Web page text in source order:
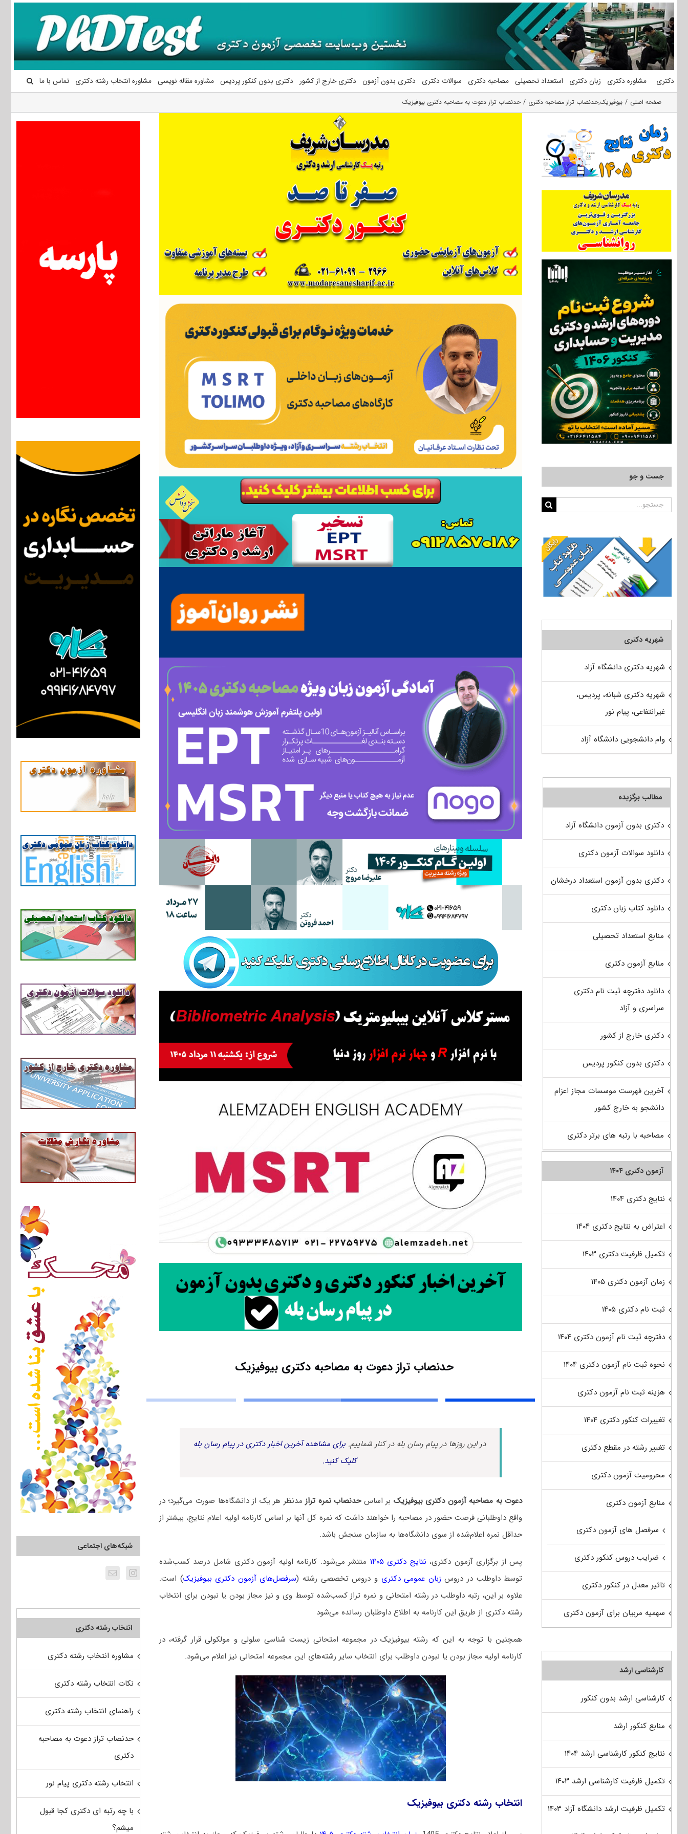
محتوا
دکتری مشاوره دکتری زبان دکتری استعداد تحصیلی مصاحبه دکتری سوالات دکتری دکتری بدون آزمون دکتری خارج از کشور دکتری بدون کنکور پردیس مشاوره مقاله نویسی مشاوره انتخاب رشته دکتری تماس با ما
صفحه اصلی بیوفیزیک,حدنصاب تراز مصاحبه دکتری حدنصاب تراز دعوت به مصاحبه دکتری بیوفیزیک
حدنصاب تراز دعوت به مصاحبه دکتری بیوفیزیک
در این روزها در پیام رسان بله در کنار شماییم. برای مشاهده آخرین اخبار دکتری در پیام رسان بله
کلیک کنید.
دعوت به مصاحبه آزمون دکتری بیوفیزیک بر اساسحدنصاب نمره ترازمدنظر هر یک از دانشگاه‌ها صورت می‌گیرد؛ در
واقع داوطلبانی فرصت حضور در مصاحبه را خواهند داشت که نمره کل آنها بر اساس کارنامه اولیه اعلام نتایج، بیشتر از
حداقل نمره اعلام‌شده از سوی دانشگاه‌ها به سازمان سنجش باشد.
پس از برگزاری آزمون دکتری، نتایج دکتری ۱۴۰۵
منتشر می‌شود. کارنامه اولیه آزمون دکتری شامل درصد کسب‌شده
توسط داوطلب در دروس زبان عمومی دکتری و دروس تخصصی رشته (سرفصل‌های آزمون دکتری بیوفیزیک) است.
علاوه بر این، رتبه داوطلب در رشته امتحانی و نمره تراز کسب‌شده توسط وی و نیز مجاز بودن یا نبودن برای انتخاب
رشته دکتری از طریق این کارنامه به اطلاع داوطلبان رسانده می‌شود
همچنین با توجه به این که رشته بیوفیزیک در مجموعه امتحانی زیست شناسی سلولی و مولکولی قرار گرفته، در
کارنامه اولیه مجاز بودن یا نبودن داوطلب برای انتخاب سایر رشته‌های این مجموعه امتحانی نیز اعلام می‌شود.
انتخاب رشته دکتری بیوفیزیک
شبکه‌های اجتماعی
انتخاب رشته دکتری
مشاوره انتخاب رشته دکتری
نکات انتخاب رشته دکتری
راهنمای انتخاب رشته دکتری
حدنصاب تراز دعوت به مصاحبه
دکتری
انتخاب رشته دکتری پیام نور
با چه رتبه ای دکتری کجا قبول
میشم؟
جست و جو
جستجو
شهریه دکتری
شهریه دکتری دانشگاه آزاد
شهریه دکتری شبانه، پردیس،
غیرانتفاعی، پیام نور
وام دانشجویی دانشگاه آزاد
مطالب برگزیده
دکتری بدون آزمون دانشگاه آزاد
دانلود سوالات آزمون دکتری
دکتری بدون آزمون استعداد درخشان
دانلود کتاب زبان دکتری
منابع استعداد تحصیلی
منابع آزمون دکتری
دانلود دفترچه ثبت نام دکتری
سراسری و آزاد
دکتری خارج از کشور
دکتری بدون کنکور پردیس
آخرین فهرست موسسات مجاز اعزام
دانشجو به خارج کشور
مصاحبه با رتبه های برتر دکتری
آزمون دکتری ۱۴۰۴
نتایج دکتری ۱۴۰۴
اعتراض به نتایج دکتری ۱۴۰۴
تکمیل ظرفیت دکتری ۱۴۰۳
زمان آزمون دکتری ۱۴۰۵
ثبت نام دکتری ۱۴۰۵
دفترچه ثبت نام آزمون دکتری ۱۴۰۴
نحوه ثبت نام آزمون دکتری ۱۴۰۴
هزینه ثبت نام آزمون دکتری
تغییرات کنکور دکتری ۱۴۰۴
تغییر رشته در مقطع دکتری
محرومیت آزمون دکتری
منابع آزمون دکتری
سرفصل های آزمون دکتری
ضرایب دروس کنکور دکتری
تاثیر معدل در کنکور دکتری
سهمیه مربیان برای آزمون دکتری
کارشناسی ارشد
کارشناسی ارشد بدون کنکور
منابع کنکور ارشد
نتایج کنکور کارشناسی ارشد ۱۴۰۴
تکمیل ظرفیت کارشناسی ارشد ۱۴۰۳
تکمیل ظرفیت ارشد دانشگاه آزاد ۱۴۰۳